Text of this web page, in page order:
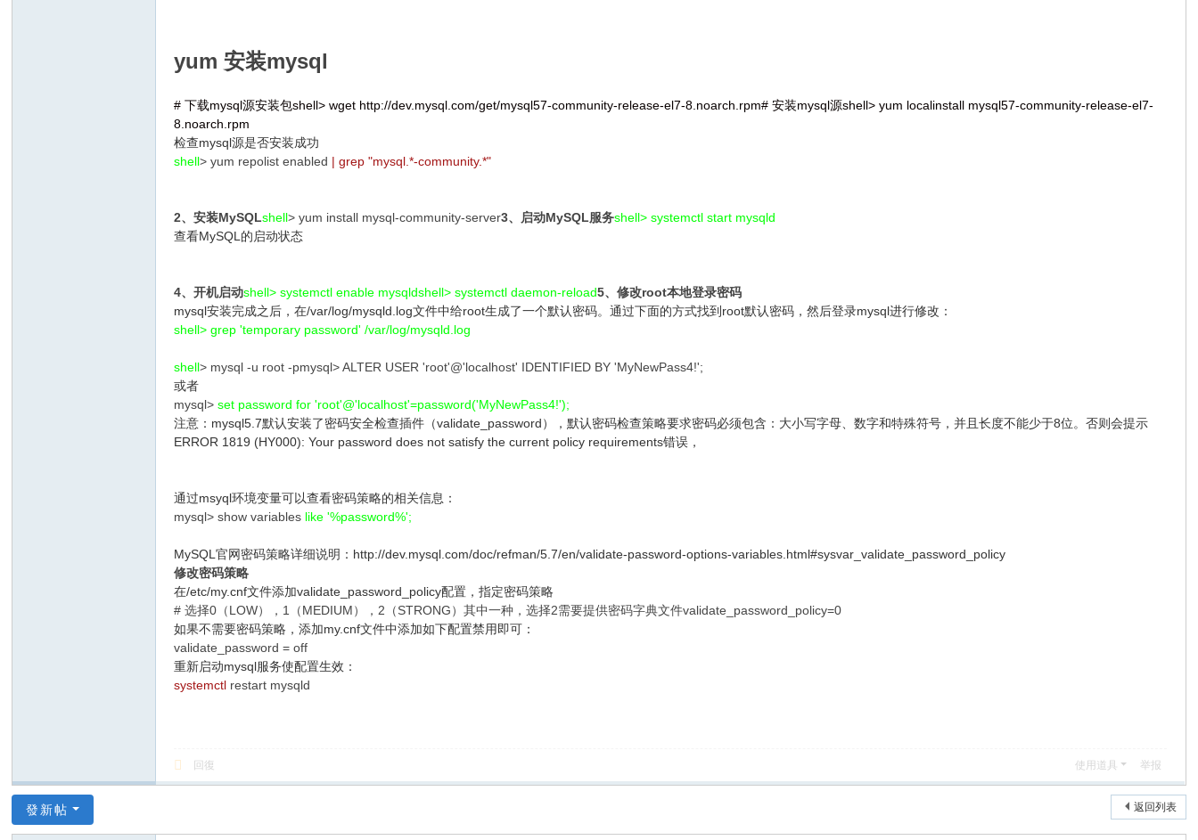
yum 安装mysql
# 下载mysql源安装包shell> wget http://dev.mysql.com/get/mysql57-community-release-el7-8.noarch.rpm# 安装mysql源shell> yum localinstall mysql57-community-release-el7-
8.noarch.rpm
检查mysql源是否安装成功
shell> yum repolist enabled | grep "mysql.*-community.*"
2、安装MySQLshell> yum install mysql-community-server3、启动MySQL服务shell> systemctl start mysqld
查看MySQL的启动状态
4、开机启动shell> systemctl enable mysqldshell> systemctl daemon-reload5、修改root本地登录密码
mysql安装完成之后，在/var/log/mysqld.log文件中给root生成了一个默认密码。通过下面的方式找到root默认密码，然后登录mysql进行修改：
shell> grep 'temporary password' /var/log/mysqld.log
shell> mysql -u root -pmysql> ALTER USER 'root'@'localhost' IDENTIFIED BY 'MyNewPass4!';
或者
mysql>set password for 'root'@'localhost'=password('MyNewPass4!');
注意：mysql5.7默认安装了密码安全检查插件（validate_password），默认密码检查策略要求密码必须包含：大小写字母、数字和特殊符号，并且长度不能少于8位。否则会提示
ERROR 1819 (HY000): Your password does not satisfy the current policy requirements错误，
通过msyql环境变量可以查看密码策略的相关信息：
mysql> show variables like '%password%';
MySQL官网密码策略详细说明：http://dev.mysql.com/doc/refman/5.7/en/validate-password-options-variables.html#sysvar_validate_password_policy
修改密码策略
在/etc/my.cnf文件添加validate_password_policy配置，指定密码策略
# 选择0（LOW），1（MEDIUM），2（STRONG）其中一种，选择2需要提供密码字典文件validate_password_policy=0
如果不需要密码策略，添加my.cnf文件中添加如下配置禁用即可：
validate_password = off
重新启动mysql服务使配置生效：
systemctl restart mysqld
回復 使用道具 举报
返回列表
發新帖